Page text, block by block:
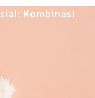
Kombinasi